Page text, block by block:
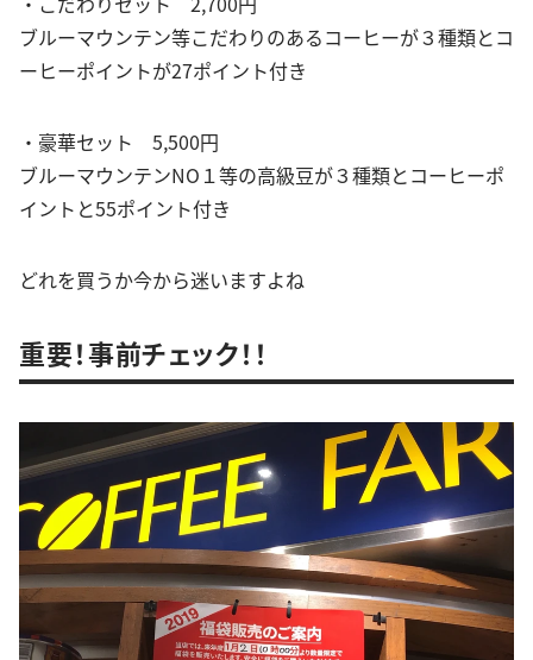
ブルーマウンテン等こだわりのあるコーヒーが３種類とコ
ーヒーポイントが27ポイント付き
・豪華セット 5,500円
ブルーマウンテンNO１等の高級豆が３種類とコーヒーポ
イントと55ポイント付き
どれを買うか今から迷いますよね
重要！事前チェック！！